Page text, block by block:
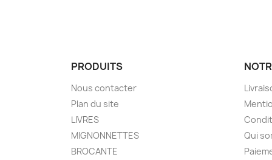
PRODUITS
Nous contacter
Plan du site
LIVRES
MIGNONNETTES
BROCANTE
Qui